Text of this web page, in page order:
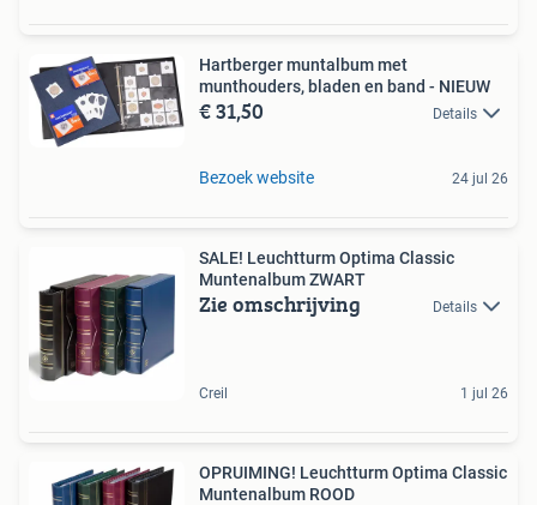
Hartberger muntalbum met
munthouders, bladen en band - NIEUW
€ 31,50 Details
Bezoek website 24 jul 26
SALE! Leuchtturm Optima Classic
Muntenalbum ZWART
Zie omschrijving Details
Creil 1 jul 26
OPRUIMING! Leuchtturm Optima Classic
Muntenalbum ROOD